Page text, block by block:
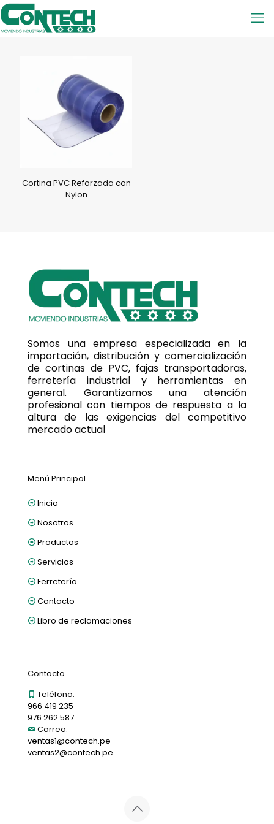
Cortina PVC Reforzada con
Nylon
Somos una empresa especializada en la
importación, distribución y comercialización
de cortinas de PVC, fajas transportadoras,
ferretería industrial y herramientas en
general. Garantizamos una atención
profesional con tiempos de respuesta a la
altura de las exigencias del competitivo
mercado actual
Menú Principal
Inicio
Nosotros
Productos
Servicios
Ferretería
Contacto
Libro de reclamaciones
Contacto
Teléfono:
966 419 235
976 262 587
Correo:
ventas1@contech.pe
ventas2@contech.pe